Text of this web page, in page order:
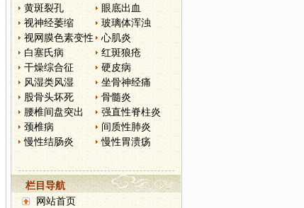
黄斑裂孔
眼底出血
视神经萎缩
玻璃体浑浊
视网膜色素变性
心肌炎
白塞氏病
红斑狼疮
干燥综合征
硬皮病
风湿类风湿
坐骨神经痛
股骨头坏死
骨髓炎
腰椎间盘突出
强直性脊柱炎
颈椎病
间质性肺炎
慢性结肠炎
慢性胃溃疡
栏目导航
网站首页